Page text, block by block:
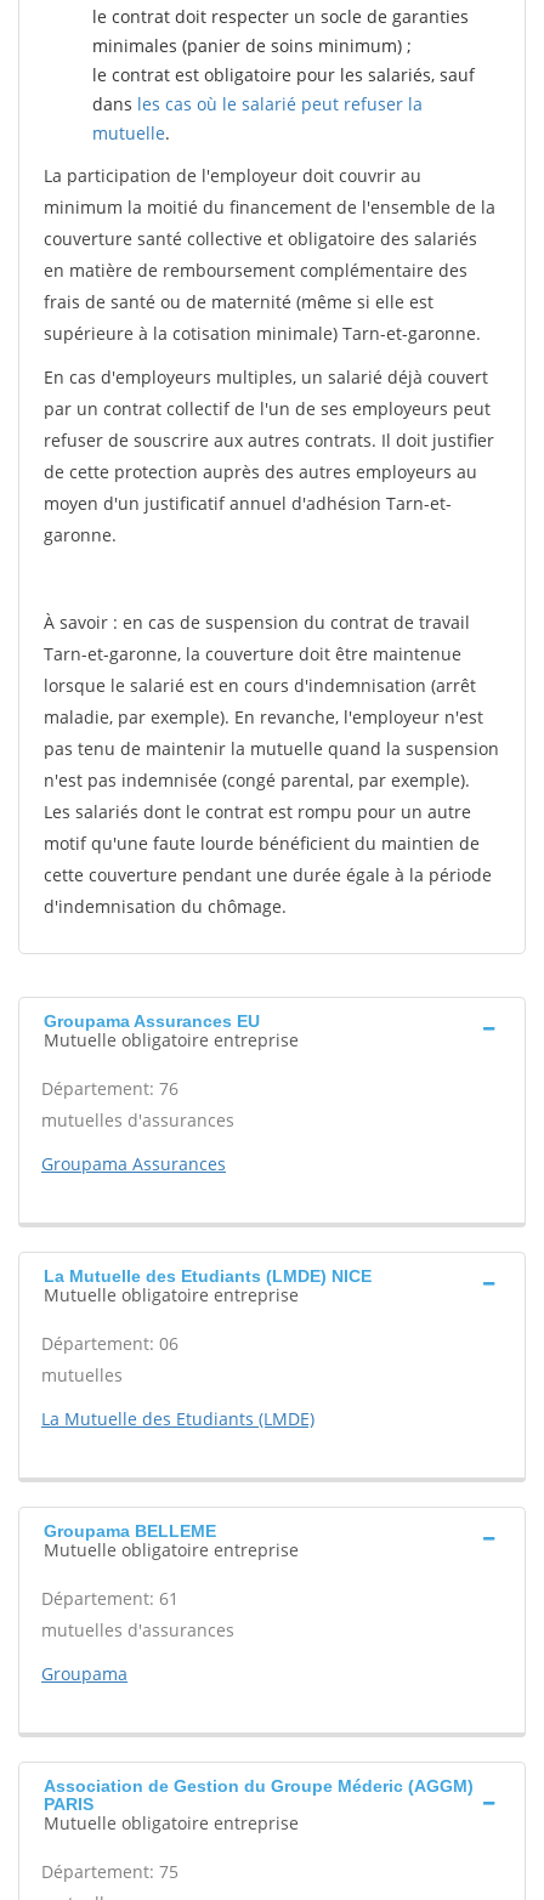
le contrat doit respecter un socle de garanties
minimales (panier de soins minimum) ;
le contrat est obligatoire pour les salariés, sauf
dans les cas où le salarié peut refuser la
mutuelle.
La participation de l'employeur doit couvrir au
minimum la moitié du financement de l'ensemble de la
couverture santé collective et obligatoire des salariés
en matière de remboursement complémentaire des
frais de santé ou de maternité (même si elle est
supérieure à la cotisation minimale) Tarn-et-garonne.
En cas d'employeurs multiples, un salarié déjà couvert
par un contrat collectif de l'un de ses employeurs peut
refuser de souscrire aux autres contrats. Il doit justifier
de cette protection auprès des autres employeurs au
moyen d'un justificatif annuel d'adhésion Tarn-et-
garonne.
À savoir : en cas de suspension du contrat de travail
Tarn-et-garonne, la couverture doit être maintenue
lorsque le salarié est en cours d'indemnisation (arrêt
maladie, par exemple). En revanche, l'employeur n'est
pas tenu de maintenir la mutuelle quand la suspension
n'est pas indemnisée (congé parental, par exemple).
Les salariés dont le contrat est rompu pour un autre
motif qu'une faute lourde bénéficient du maintien de
cette couverture pendant une durée égale à la période
d'indemnisation du chômage.
Groupama Assurances EU
Mutuelle obligatoire entreprise
Département: 76
mutuelles d'assurances
Groupama Assurances
La Mutuelle des Etudiants (LMDE) NICE
Mutuelle obligatoire entreprise
Département: 06
mutuelles
La Mutuelle des Etudiants (LMDE)
Groupama BELLEME
Mutuelle obligatoire entreprise
Département: 61
mutuelles d'assurances
Groupama
Association de Gestion du Groupe Méderic (AGGM)
PARIS
Mutuelle obligatoire entreprise
Département: 75